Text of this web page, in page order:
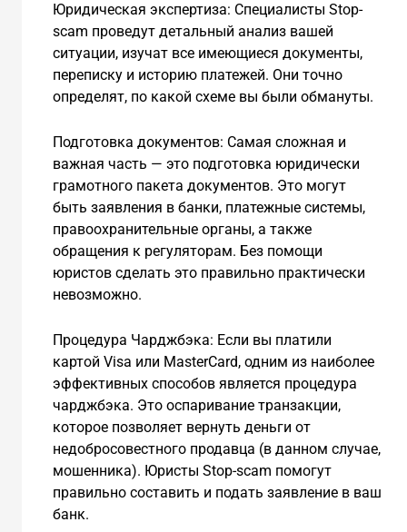
Юридическая экспертиза: Специалисты Stop-
scam проведут детальный анализ вашей
ситуации, изучат все имеющиеся документы,
переписку и историю платежей. Они точно
определят, по какой схеме вы были обмануты.
Подготовка документов: Самая сложная и
важная часть — это подготовка юридически
грамотного пакета документов. Это могут
быть заявления в банки, платежные системы,
правоохранительные органы, а также
обращения к регуляторам. Без помощи
юристов сделать это правильно практически
невозможно.
Процедура Чарджбэка: Если вы платили
картой Visa или MasterCard, одним из наиболее
эффективных способов является процедура
чарджбэка. Это оспаривание транзакции,
которое позволяет вернуть деньги от
недобросовестного продавца (в данном случае,
мошенника). Юристы Stop-scam помогут
правильно составить и подать заявление в ваш
банк.